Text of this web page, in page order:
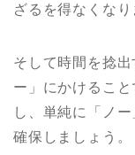
ざるを得なくなり
そして時間を捻
ー」にかけるこ
し、単純に「ノ
確保しましょう。